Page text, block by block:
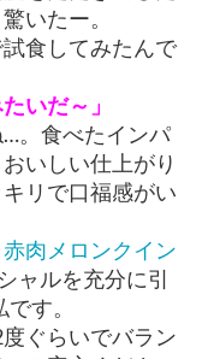
いたー。
食してみたんで
いだ～」
。食べたインパ
いしい仕上がり
リで口福感がい
赤肉メロンクイン
ャルを充分に引
す。
ぐらいでバラン